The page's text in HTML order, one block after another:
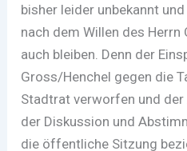
bisher leider unbekannt
nach dem Willen des
auch bleiben. Denn der
Gross/Henchel gegen die
Stadtrat verworfen und
der Diskussion und
die öffentliche Sitzung